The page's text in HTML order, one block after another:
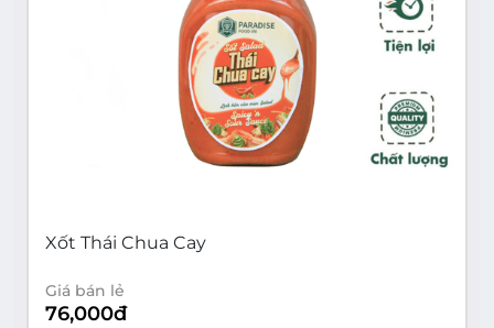
Xốt Thái Chua Cay
Giá bán lẻ
76,000đ